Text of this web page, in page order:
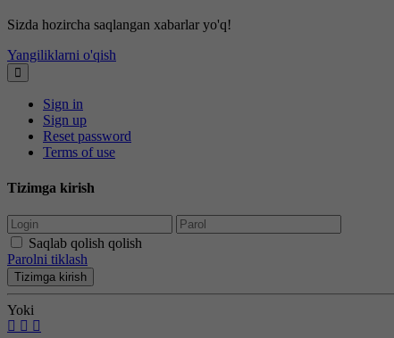
Sizda hozircha saqlangan xabarlar yo'q!
Yangiliklarni o'qish
Sign in
Sign up
Reset password
Terms of use
Tizimga kirish
Saqlab qolish qolish
Parolni tiklash
Tizimga kirish
Yoki